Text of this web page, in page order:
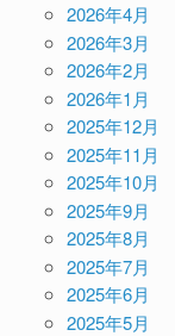
2026年4月
2026年3月
2026年2月
2026年1月
2025年12月
2025年11月
2025年10月
2025年9月
2025年8月
2025年7月
2025年6月
2025年5月